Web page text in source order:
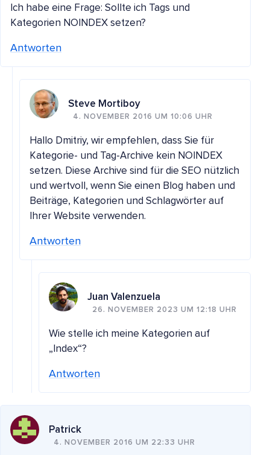
Ich habe eine Frage: Sollte ich Tags und
Kategorien NOINDEX setzen?
Antworten
Steve Mortiboy
4. NOVEMBER 2016 UM 10:06 UHR
Hallo Dmitriy, wir empfehlen, dass Sie für
Kategorie- und Tag-Archive kein NOINDEX
setzen. Diese Archive sind für die SEO nützlich
und wertvoll, wenn Sie einen Blog haben und
Beiträge, Kategorien und Schlagwörter auf
Ihrer Website verwenden.
Antworten
Juan Valenzuela
26. NOVEMBER 2023 UM 12:18 UHR
Wie stelle ich meine Kategorien auf
„Index“?
Antworten
Patrick
4. NOVEMBER 2016 UM 22:33 UHR